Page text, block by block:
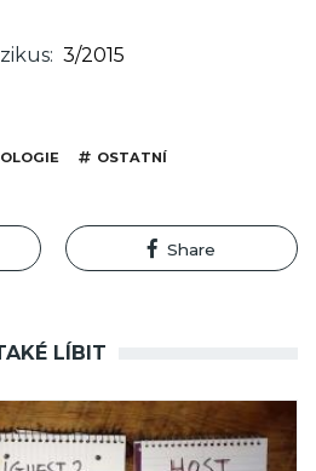
3/2015
OSTATNÍ
Share
LÍBIT